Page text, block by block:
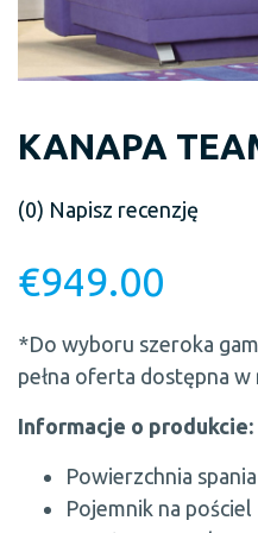
KANAPA
(0) Napisz recenzję
€949.00
*Do wyboru szeroka
pełna oferta dostępna w
Informacje o produkcie:
Powierzchnia
Pojemnik na pościel